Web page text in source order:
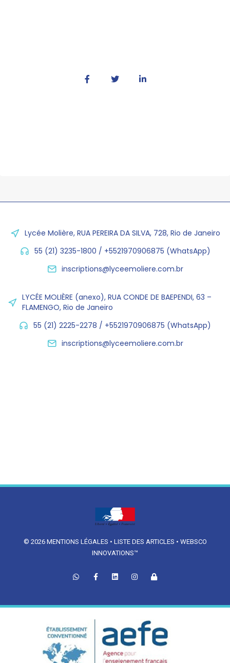
Lycée Molière, RUA PEREIRA DA SILVA, 728, Rio de Janeiro
55 (21) 3235-1800 / +5521970906875 (WhatsApp)
inscriptions@lyceemoliere.com.br
LYCÉE MOLIÈRE (anexo), RUA CONDE DE BAEPENDI, 63 –
FLAMENGO, Rio de Janeiro
55 (21) 2225-2278 / +5521970906875 (WhatsApp)
inscriptions@lyceemoliere.com.br
© 2026 MENTIONS LÉGALES • LISTE DES ARTICLES • WEBSCO
INNOVATIONS™